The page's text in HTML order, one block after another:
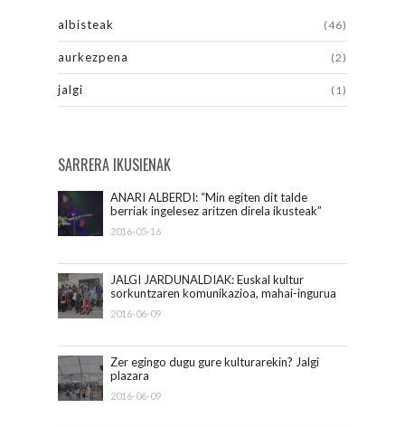
albisteak (46)
aurkezpena (2)
jalgi (1)
SARRERA IKUSIENAK
ANARI ALBERDI: “Min egiten dit talde
berriak ingelesez aritzen direla ikusteak”
2016-05-16
JALGI JARDUNALDIAK: Euskal kultur
sorkuntzaren komunikazioa, mahai-ingurua
2016-06-09
Zer egingo dugu gure kulturarekin? Jalgi
plazara
2016-06-09